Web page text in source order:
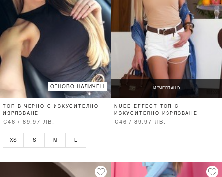
ОТНОВО НАЛИЧЕН
ТОП В ЧЕРНО С ИЗКУСИТЕЛНО
ИЗРЯЗВАНЕ
€46 / 89.97 ЛВ.
XS S M L
ИЗЧЕРПАНО
NUDE EFFECT ТОП С
ИЗКУСИТЕЛНО ИЗРЯЗВАНЕ
€46 / 89.97 ЛВ.